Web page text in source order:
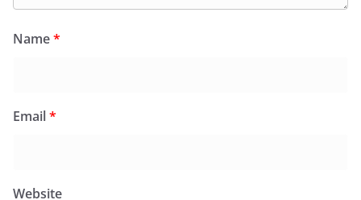
Name*
Email*
Website